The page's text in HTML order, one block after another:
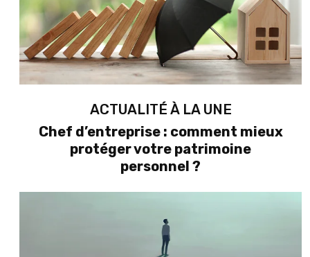
ACTUALITÉ À LA UNE
Chef d’entreprise : comment mieux
protéger votre patrimoine
personnel ?